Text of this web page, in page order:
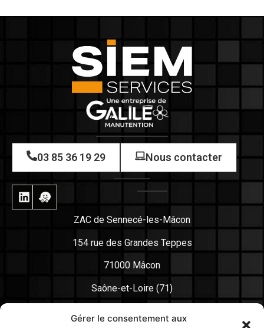
Gérer le consentement aux
03 85 36 19 29 Nous contacter
ZAC de Sennecé-les-Mâcon
154 rue des Grandes Teppes
71000 Mâcon
Saône-et-Loire (71)